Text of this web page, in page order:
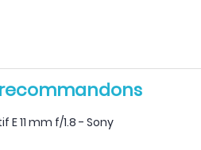
E 11 mm f/1.8 - Sony